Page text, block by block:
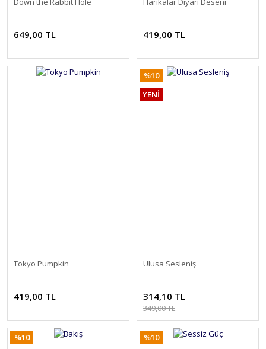
649,00 TL 419,00 TL
Tokyo Pumpkin
419,00 TL
%10
YENİ
Ulusa Sesleniş
314,10 TL
349,00 TL
%10
%10